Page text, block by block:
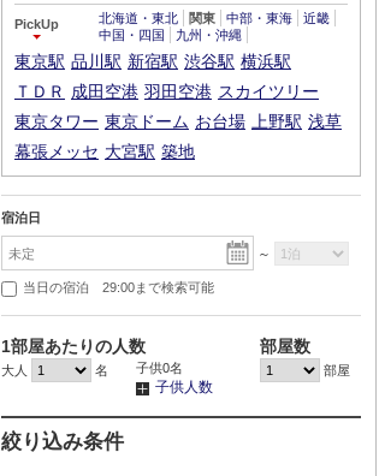
PickUp 北海道・東北 関東 中部・東海
近畿
中国・四国
九州・沖縄
東京駅 品川駅 新宿駅 渋谷駅 横浜駅
ＴＤＲ 成田空港 羽田空港 スカイツリー
東京タワー 東京ドーム お台場 上野駅 浅草
幕張メッセ 大宮駅 築地
宿泊日
～
当日の宿泊 29:00まで検索可能
1部屋あたりの人数
大人 名 子供0名
子供人数
部屋数
部屋
絞り込み条件